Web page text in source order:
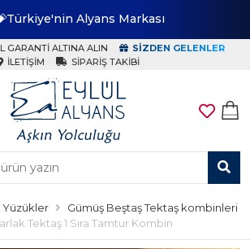
Alyans Markası
GARANTI ALTINA ALIN
SIZDEN GELENLER
İLETIŞIM
SIPARIŞ TAKIBI
Yüzükler
Gümüş Beştaş Tektaş kombinleri
Tektaş 1 Sıra Tamtur Kombin